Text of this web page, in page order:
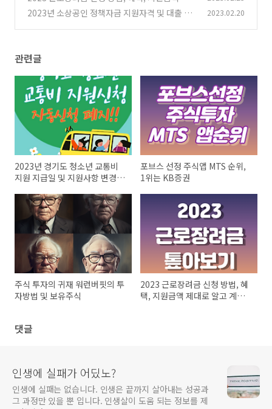
대로 알고 계신가요? (0)
2023년 소상공인 정책자금 지원자격 및 대출 금
2023.02.20
관련글
2023년 경기도 청소년 교통비
지원 지급일 및 지원사항 변경
포브스 선정 주식앱 MTS 순위,
1위는 KB증권
주식 투자의 귀재 워런버핏의 투
자방법 및 보유주식
2023 근로장려금 신청 방법, 혜
택, 지원금액 제대로 알고 계신
댓글
인생에 실패가 어딨노?
인생에 실패는 없습니다. 인생은 끝까지 살아내는 성공과
그 과정만 있을 뿐 입니다. 인생살이 도움 되는 정보를 제